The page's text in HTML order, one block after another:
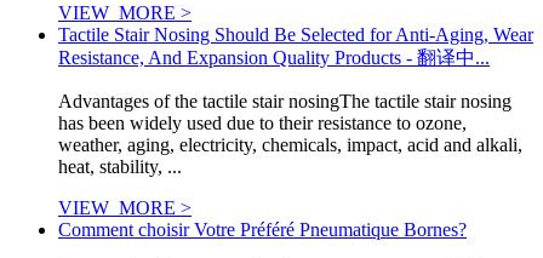
VIEW_MORE >
Tactile Stair Nosing Should Be Selected for Anti-Aging, Wear
Resistance, And Expansion Quality Products - 翻译中...
Advantages of the tactile stair nosingThe tactile stair nosing
has been widely used due to their resistance to ozone,
weather, aging, electricity, chemicals, impact, acid and alkali,
heat, stability, ...
VIEW_MORE >
Comment choisir Votre Préféré Pneumatique Bornes?